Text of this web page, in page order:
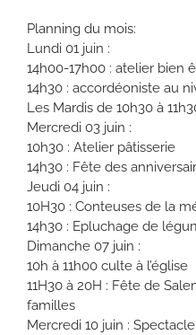
Planning du mois:
Lundi 01 juin :
14h00-17h00 : atelier bien
14h30 : accordéoniste au
Les Mardis de 10h30 à
Mercredi 03 juin :
10h30 : Atelier pâtisserie
14h30 : Fête des
Jeudi 04 juin :
10H30 : Conteuses de la
14h30 : Epluchage de
Dimanche 07 juin :
10h à 11h00 culte à l’église
11H30 à 20H : Fête de
familles
Mercredi 10 juin :